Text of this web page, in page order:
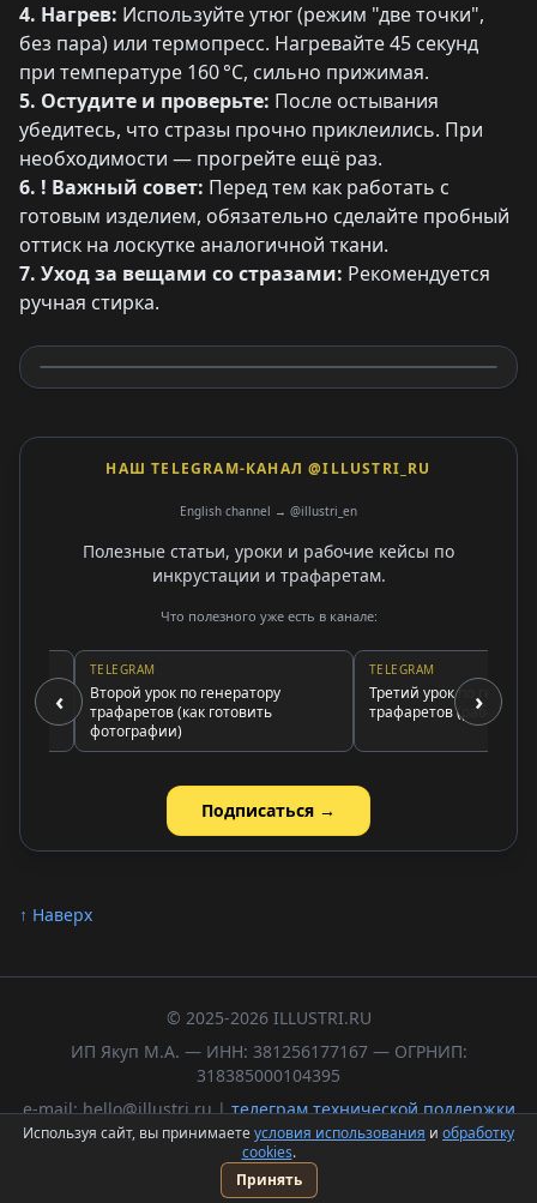
4. Нагрев: Используйте утюг (режим "две точки",
без пара) или термопресс. Нагревайте 45 секунд
при температуре 160 °C, сильно прижимая.
5. Остудите и проверьте: После остывания
убедитесь, что стразы прочно приклеились. При
необходимости — прогрейте ещё раз.
6. ! Важный совет: Перед тем как работать с
готовым изделием, обязательно сделайте пробный
оттиск на лоскутке аналогичной ткани.
7. Уход за вещами со стразами: Рекомендуется
ручная стирка.
НАШ TELEGRAM-КАНАЛ @ILLUSTRI_RU
English channel → @illustri_en
Полезные статьи, уроки и рабочие кейсы по
инкрустации и трафаретам.
Что полезного уже есть в канале:
‹
TELEGRAM
Второй урок по генератору
трафаретов (как готовить
фотографии)
TELEGRAM
Третий урок по генератору
трафаретов (работа с
›
Подписаться →
↑ Наверх
© 2025-2026 ILLUSTRI.RU
ИП Якуп М.А. — ИНН: 381256177167 — ОГРНИП:
318385000104395
e-mail: hello@illustri.ru |телеграм технической поддержки
Политика обработки персональных данных
Пользовательское соглашение
Используя сайт, вы принимаетеусловия использования и обработку
cookies.
Принять